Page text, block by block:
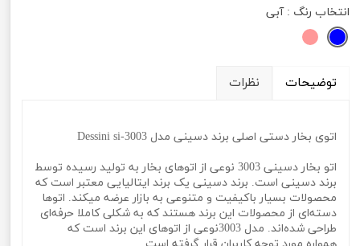
انتخاب رنگ : آبی
توضیحات نظرات
اتوی بخار دستی اصلی برند دسینی مدل Dessini si-3003
اتو بخار دسینی 3003 نوعی از اتوهای بخار به تولید رسیده توسط
برند دسینی است. برند دسینی یک برند ایتالیایی معتبر است که
محصولات بسیار باکیفیت و متنوعی به بازار عرضه میکند. اتوها
دسته‌ای از محصولات این برند هستند که به شکلی کاملا حرفه‌ای
طراحی شده‌اند. مدل 3003نوعی از اتوهای این برند است که